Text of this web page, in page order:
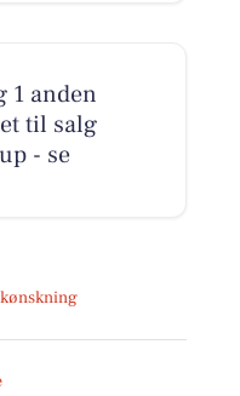
1 anden
til salg
- se